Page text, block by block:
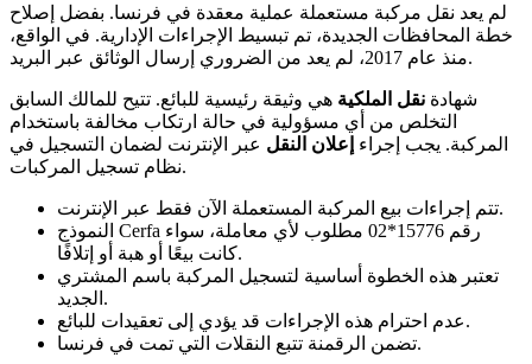
لم يعد نقل مركبة مستعملة عملية معقدة في فرنسا. بفضل إصلاح
خطة المحافظات الجديدة، تم تبسيط الإجراءات الإدارية. في الواقع،
منذ عام 2017، لم يعد من الضروري إرسال الوثائق عبر البريد.
شهادة نقل الملكية هي وثيقة رئيسية للبائع. تتيح للمالك السابق
التخلص من أي مسؤولية في حالة ارتكاب مخالفة باستخدام
المركبة. يجب إجراء إعلان النقل عبر الإنترنت لضمان التسجيل في
نظام تسجيل المركبات.
تتم إجراءات بيع المركبة المستعملة الآن فقط عبر الإنترنت.
النموذج Cerfa رقم 15776*02 مطلوب لأي معاملة، سواء
كانت بيعًا أو هبة أو إتلافًا.
تعتبر هذه الخطوة أساسية لتسجيل المركبة باسم المشتري
الجديد.
عدم احترام هذه الإجراءات قد يؤدي إلى تعقيدات للبائع.
تضمن الرقمنة تتبع النقلات التي تمت في فرنسا.